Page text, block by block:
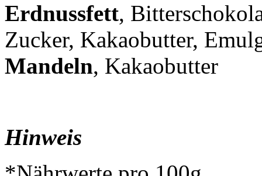
Erdnussfett,
Zucker, Kakaobutter,
Mandeln, Kakaobutter
Hinweis